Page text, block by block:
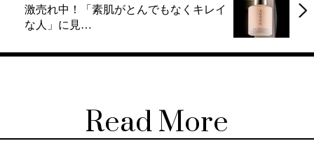
激売れ中！「素肌がとんでもなくキレイ
な人」に見…
Read More